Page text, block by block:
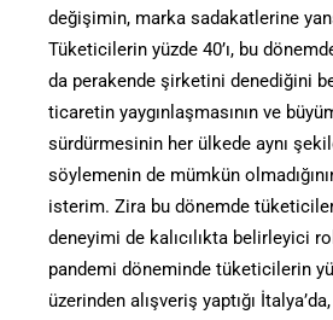
değişimin, marka sadakatlerine
Tüketicilerin yüzde 40’ı, bu
da perakende şirketini denediğini
ticaretin yaygınlaşmasının ve
sürdürmesinin her ülkede aynı
söylemenin de mümkün
isterim. Zira bu dönemde
deneyimi de kalıcılıkta belirleyici
pandemi döneminde tüketicilerin
üzerinden alışveriş yaptığı